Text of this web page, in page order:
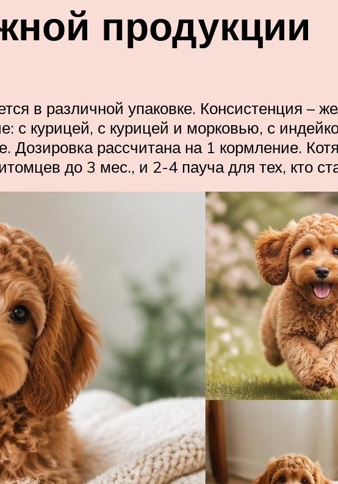
продукции
в различной упаковке. Консистенция –
с курицей, с курицей и морковью, с
Дозировка рассчитана на 1 кормление.
до 3 мес., и 2-4 пауча для тех, кто